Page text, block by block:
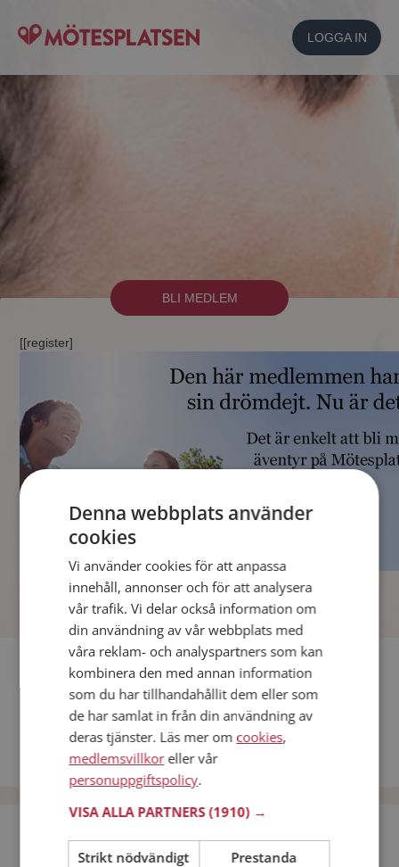
LOGGA IN
BLI MEDLEM
[[register]
Fler singlar
Andra singlar från Stockholm
Dejta män i Sverige
Dejta kvinnor i Sverige
Bli medlem utan kostnad!
Denna webbplats använder
cookies
Vi använder cookies för att anpassa
innehåll, annonser och för att analysera
vår trafik. Vi delar också information om
din användning av vår webbplats med
våra reklam- och analyspartners som kan
kombinera den med annan information
som du har tillhandahållit dem eller som
de har samlat in från din användning av
deras tjänster. Läs mer om cookies,
medlemsvillkoreller vår
personuppgiftspolicy.
VISA ALLA PARTNERS(1910) →
Strikt nödvändigt Prestanda